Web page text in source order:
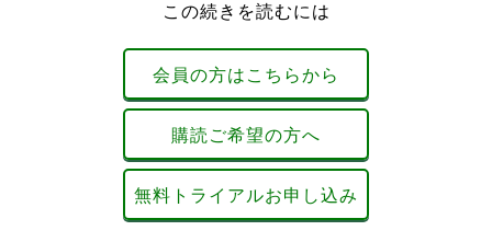
この続きを読むには
会員の方はこちらから
購読ご希望の方へ
無料トライアルお申し込み